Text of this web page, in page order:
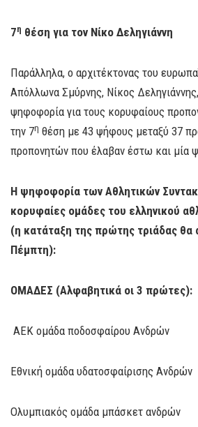
7η θέση για τον Νίκο Δεληγιάννη
Παράλληλα, ο αρχιτέκτονας του
Απόλλωνα Σμύρνης, Νίκος
ψηφοφορία για τους κορυφαίους
την 7η θέση με 43 ψήφους μεταξύ 37
προπονητών που έλαβαν έστω και μία
Η ψηφοφορία των Αθλητικών
κορυφαίες ομάδες του ελληνικού
(η κατάταξη της πρώτης τριάδας θα
Πέμπτη):
ΟΜΑΔΕΣ (Αλφαβητικά οι 3 πρώτες):
ΑΕΚ ομάδα ποδοσφαίρου Ανδρών
Εθνική ομάδα υδατοσφαίρισης Ανδρών
Ολυμπιακός ομάδα μπάσκετ ανδρών